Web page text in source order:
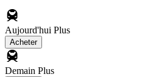
Aujourd'hui Plus
Acheter
Demain Plus